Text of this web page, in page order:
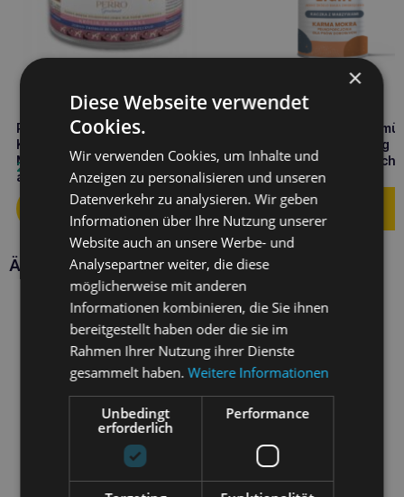
PERRO Gourmet Kaninchen mit
Karotten 200g
Monoproteinfutter für
ausgewachsene Hunde
2,70
PERRO Light Ente mit
monoproteinhaltig, 400 g
Nassfutter für
Hunde
Ähnliche Produkte
×
Diese Webseite verwendet
Cookies.
Wir verwenden Cookies, um Inhalte und
Anzeigen zu personalisieren und unseren
Datenverkehr zu analysieren. Wir geben
Informationen über Ihre Nutzung unserer
Website auch an unsere Werbe- und
Analysepartner weiter, die diese
möglicherweise mit anderen
Informationen kombinieren, die Sie ihnen
bereitgestellt haben oder die sie im
Rahmen Ihrer Nutzung ihrer Dienste
gesammelt haben.Weitere Informationen
Unbedingt
erforderlich
Performance